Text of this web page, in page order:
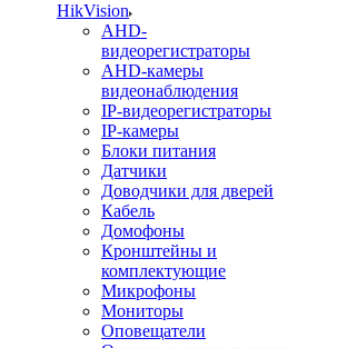
HikVision
AHD-
видеорегистраторы
AHD-камеры
видеонаблюдения
IP-видеорегистраторы
IP-камеры
Блоки питания
Датчики
Доводчики для дверей
Кабель
Домофоны
Кронштейны и
комплектующие
Микрофоны
Мониторы
Оповещатели